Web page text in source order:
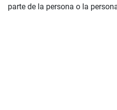
parte de la persona o la